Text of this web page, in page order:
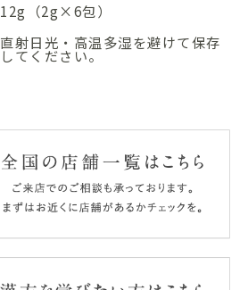
12g（2g×6包）
直射日光・高温多湿を避けて保存
してください。